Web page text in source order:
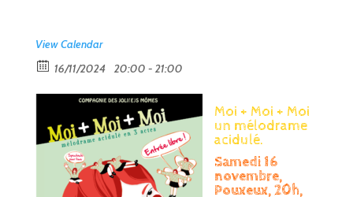
View Calendar
16/11/2024
20:00 - 21:00
Moi + Moi + Moi
un mélodrame
acidulé.
Samedi 16
novembre,
Pouxeux, 20h,